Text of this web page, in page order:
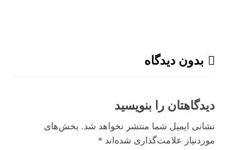
بدون دیدگاه
دیدگاهتان را بنویسید
نشانی ایمیل شما منتشر نخواهد شد. بخش‌های
موردنیاز علامت‌گذاری شده‌اند *